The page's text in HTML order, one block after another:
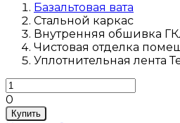
Базальтовая вата
Стальной каркас
Внутренняя обшивка
Чистовая отделка
Уплотнительная лента
0
Купить